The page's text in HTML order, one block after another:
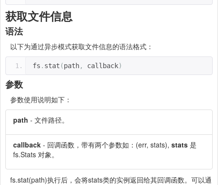
获取文件信息
语法
以下为通过异步模式获取文件信息的语法格式：
fs . stat (path, callback)
参数
参数使用说明如下：
path - 文件路径。
callback - 回调函数，带有两个参数如：(err, stats), stats 是
fs.Stats 对象。
fs.stat(path)执行后，会将stats类的实例返回给其回调函数。可以通